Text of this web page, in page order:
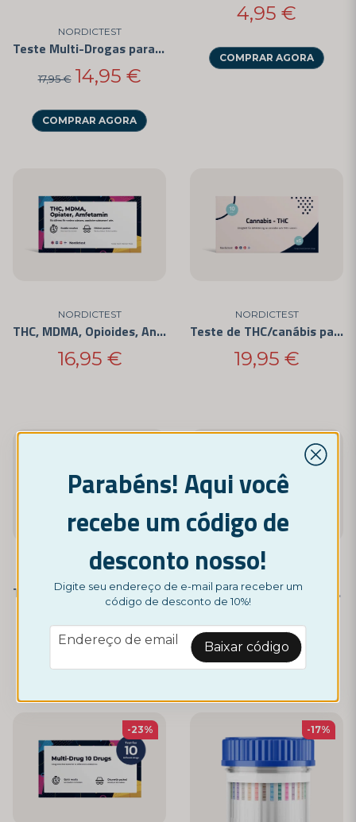
NORDICTEST
Teste Multi-Drogas para 6 Diferentes Substâncias
17,95 € 14,95 €
COMPRAR AGORA
4,95 €
COMPRAR AGORA
NORDICTEST
THC, MDMA, Opioides, Anfetamina - 4 Substâncias - Teste
16,95 €
NORDICTEST
Teste de THC/canábis para uso privado (pacote com 5)
19,95 €
Teste de THC/canábis para uso privado (pacote com 3)
9,95 €
Teste de Drogas – 5 Substâncias Diferentes
7,95 € 5,95 €
Monitor
-25%
-23% -17%
Parabéns! Aqui você
recebe um código de
desconto nosso!
Digite seu endereço de e-mail para receber um
código de desconto de 10%!
email
Endereço de email Baixar código